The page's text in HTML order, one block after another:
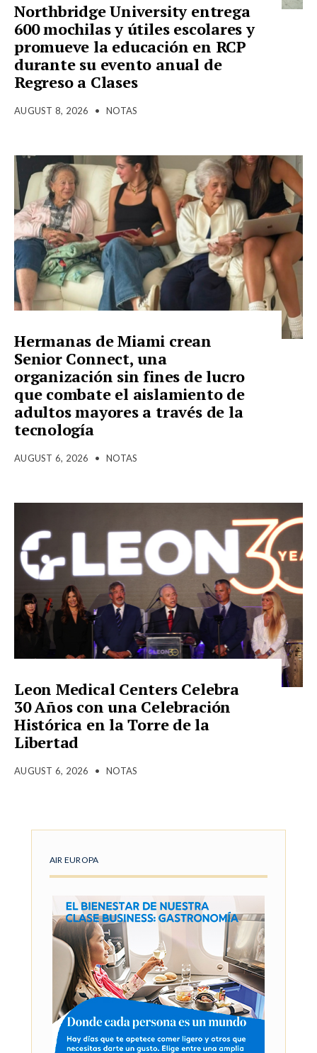
Northbridge University entrega
600 mochilas y útiles escolares y
promueve la educación en RCP
durante su evento anual de
Regreso a Clases
AUGUST 8, 2026 • NOTAS
Hermanas de Miami crean
Senior Connect, una
organización sin fines de lucro
que combate el aislamiento de
adultos mayores a través de la
tecnología
AUGUST 6, 2026 • NOTAS
Leon Medical Centers Celebra
30 Años con una Celebración
Histórica en la Torre de la
Libertad
AUGUST 6, 2026 • NOTAS
AIR EUROPA